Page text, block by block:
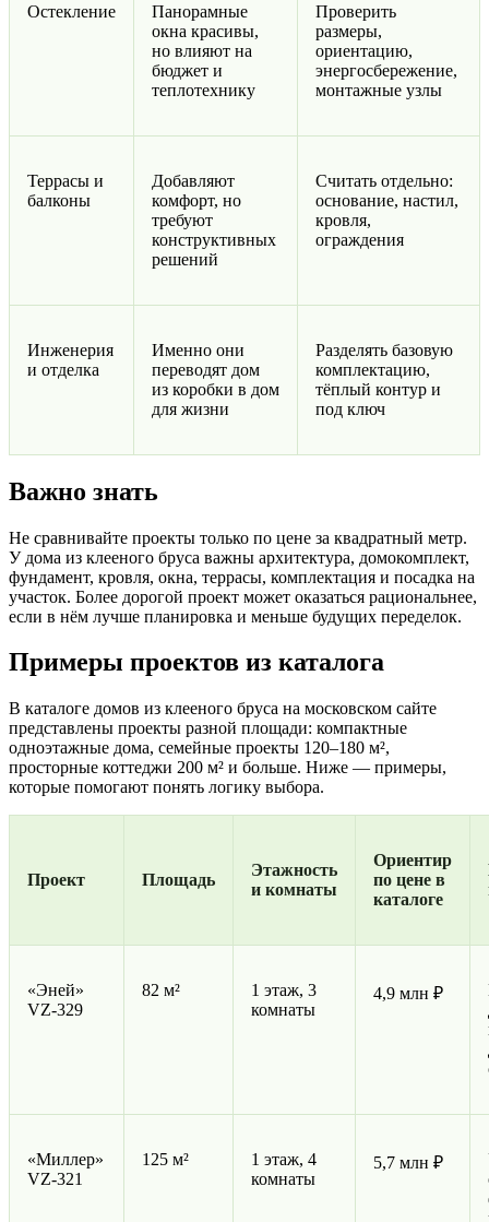
Остекление
Панорамные
окна красивы,
но влияют на
бюджет и
теплотехнику
Проверить
размеры,
ориентацию,
энергосбережение,
монтажные узлы
Террасы и
балконы
Добавляют
комфорт, но
требуют
конструктивных
решений
Считать отдельно:
основание, настил,
кровля,
ограждения
Инженерия
и отделка
Именно они
переводят дом
из коробки в дом
для жизни
Разделять базовую
комплектацию,
тёплый контур и
под ключ
Важно знать
Не сравнивайте проекты только по цене за квадратный метр.
У дома из клееного бруса важны архитектура, домокомплект,
фундамент, кровля, окна, террасы, комплектация и посадка на
участок. Более дорогой проект может оказаться рациональнее,
если в нём лучше планировка и меньше будущих переделок.
Примеры проектов из каталога
В каталоге домов из клееного бруса на московском сайте
представлены проекты разной площади: компактные
одноэтажные дома, семейные проекты 120–180 м²,
просторные коттеджи 200 м² и больше. Ниже — примеры,
которые помогают понять логику выбора.
Проект Площадь
Этажность
и комнаты
Ориентир
по цене в
каталоге
«Эней»
VZ-329
82 м²
1 этаж, 3
комнаты
4,9 млн ₽
«Миллер»
VZ-321
125 м²
1 этаж, 4
комнаты
5,7 млн ₽